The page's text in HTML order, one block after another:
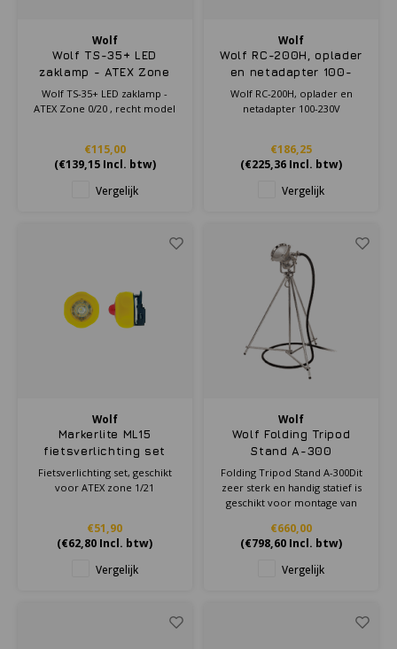
Wolf
Wolf TS-35+ LED
zaklamp - ATEX Zone
0/20 , recht model
Wolf TS-35+ LED zaklamp -
ATEX Zone 0/20 , recht model
€115,00
(€139,15Incl. btw)
Vergelijk
Wolf
Wolf RC-200H, oplader
en netadapter 100-
230V
Wolf RC-200H, oplader en
netadapter 100-230V
€186,25
(€225,36 Incl. btw)
Vergelijk
Wolf
Markerlite ML15
fietsverlichting set
Fietsverlichting set, geschikt
voor ATEX zone 1/21
€51,90
(€62,80 Incl. btw)
Vergelijk
Wolf
Wolf Folding Tripod
Stand A-300
Folding Tripod Stand A-300Dit
zeer sterk en handig statief is
geschikt voor montage van
belichting kan worden
gedraaid in de meeste
richtingen. De lamp kan
worden geklemd aan de
€660,00
(€798,60 Incl. btw)
Vergelijk